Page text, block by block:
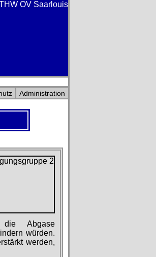
Administration
Abgase
würden.
werden,